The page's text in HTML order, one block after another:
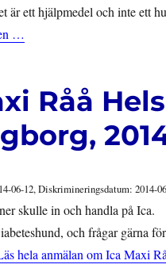
är ett hjälpmedel och inte ett
…
Råå
06-12, Diskrimineringsdatum: 2014-
skulle in och handla på Ica.
och frågar gärna
hela anmälan om Ica Maxi